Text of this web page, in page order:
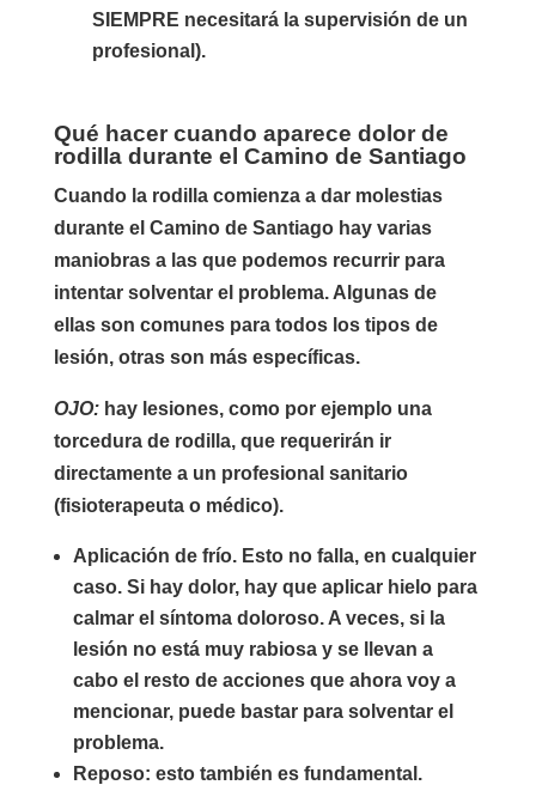
SIEMPRE necesitará la supervisión de un
profesional).
Qué hacer cuando aparece dolor de
rodilla durante el Camino de Santiago
Cuando la rodilla comienza a dar molestias
durante el Camino de Santiago hay varias
maniobras a las que podemos recurrir para
intentar solventar el problema. Algunas de
ellas son comunes para todos los tipos de
lesión, otras son más específicas.
OJO:hay lesiones, como por ejemplo una
torcedura de rodilla, que requerirán ir
directamente a un profesional sanitario
(fisioterapeuta o médico).
Aplicación de frío. Esto no falla, en cualquier
caso. Si hay dolor, hay que aplicar hielo para
calmar el síntoma doloroso. A veces, si la
lesión no está muy rabiosa y se llevan a
cabo el resto de acciones que ahora voy a
mencionar, puede bastar para solventar el
problema.
Reposo: esto también es fundamental.